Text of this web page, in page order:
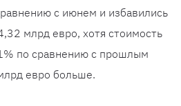
с июнем и избавились
млрд евро, хотя стоимость
по сравнению с прошлым
евро больше.